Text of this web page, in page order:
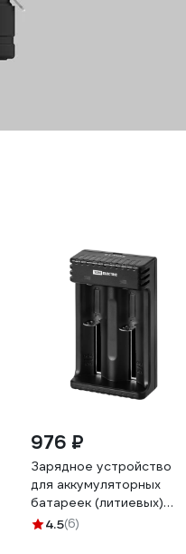
976 ₽
Зарядное устройство
для аккумуляторных
батареек (литиевых)
ION2 (0.5/1A, 2 слота,
4.5(6)